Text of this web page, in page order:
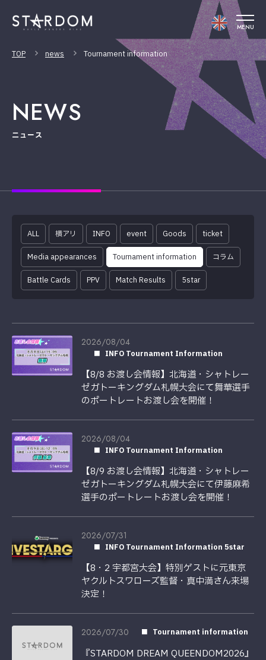
MENU
TOP news Tournament information
NEWS
ニュース
ALL 横アリ INFO event Goods ticket
Media appearances Tournament information コラム
Battle Cards PPV Match Results 5star
2026/08/04
INFO Tournament Information
【8/8 お渡し会情報】北海道・シャトレー
ゼガトーキングダム札幌大会にて舞華選手
のポートレートお渡し会を開催！
2026/08/04
INFO Tournament Information
【8/9 お渡し会情報】北海道・シャトレー
ゼガトーキングダム札幌大会にて伊藤麻希
選手のポートレートお渡し会を開催！
2026/07/31
INFO Tournament Information 5star
【8・2 宇都宮大会】特別ゲストに元東京
ヤクルトスワローズ監督・真中満さん来場
決定！
2026/07/30 Tournament information
『STARDOM DREAM QUEENDOM2026』